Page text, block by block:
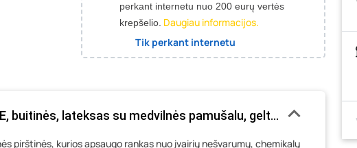
perkant internetu nuo 200 eurų vertės
krepšelio. Daugiau informacijos.
Tik perkant internetu
buitinės, lateksas su medvilnės pamušalu, geltonos sp., M
pirštinės, kurios apsaugo rankas nuo įvairių nešvarumų, chemikalų